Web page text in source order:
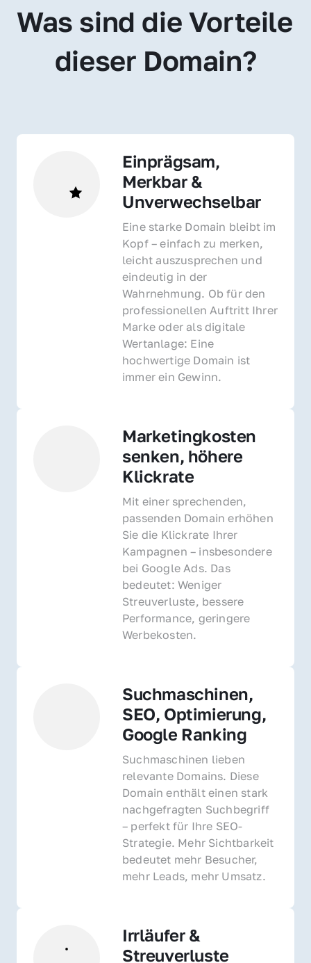
Was sind die Vorteile
dieser Domain?
Einprägsam,
Merkbar &
Unverwechselbar
Eine starke Domain bleibt im
Kopf – einfach zu merken,
leicht auszusprechen und
eindeutig in der
Wahrnehmung. Ob für den
professionellen Auftritt Ihrer
Marke oder als digitale
Wertanlage: Eine
hochwertige Domain ist
immer ein Gewinn.
Marketingkosten
senken, höhere
Klickrate
Mit einer sprechenden,
passenden Domain erhöhen
Sie die Klickrate Ihrer
Kampagnen – insbesondere
bei Google Ads. Das
bedeutet: Weniger
Streuverluste, bessere
Performance, geringere
Werbekosten.
Suchmaschinen,
SEO, Optimierung,
Google Ranking
Suchmaschinen lieben
relevante Domains. Diese
Domain enthält einen stark
nachgefragten Suchbegriff
– perfekt für Ihre SEO-
Strategie. Mehr Sichtbarkeit
bedeutet mehr Besucher,
mehr Leads, mehr Umsatz.
Irrläufer &
Streuverluste